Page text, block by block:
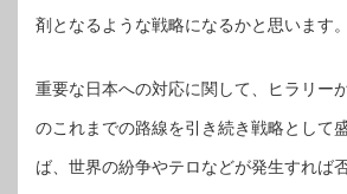
剤となるような戦略になるかと思います。
重要な日本への対応に関して、ヒラリー
のこれまでの路線を引き続き戦略として
ば、世界の紛争やテロなどが発生すれば